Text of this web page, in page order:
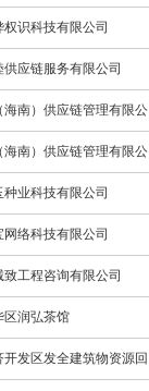
权识科技有限公司
供应链服务有限公司
海南）供应链管理有限公
海南）供应链管理有限公
种业科技有限公司
网络科技有限公司
致工程咨询有限公司
区润弘茶馆
开发区发全建筑物资源回